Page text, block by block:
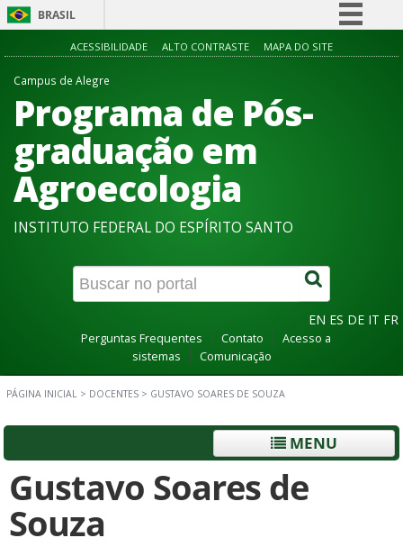
BRASIL
Simplifique!
Participe
Acesso à informação
ACESSIBILIDADE ALTO CONTRASTE MAPA DO SITE
Campus de Alegre
Programa de Pós-
graduação em
Agroecologia
INSTITUTO FEDERAL DO ESPÍRITO SANTO
EN ES DE IT FR
Perguntas Frequentes Contato
Acesso a
sistemas
Comunicação
PÁGINA INICIAL > DOCENTES > GUSTAVO SOARES DE SOUZA
MENU
Gustavo Soares de
Souza